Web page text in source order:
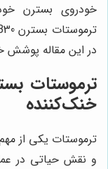
خودروی بسترن
در این مقاله پوشش
خنک‌کننده
ترموستات یکی از
و نقش حیاتی در